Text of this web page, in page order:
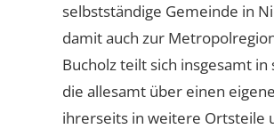
selbstständige Gemeinde in
damit auch zur
Bucholz teilt sich insgesamt
die allesamt über einen
ihrerseits in weitere Ortsteile